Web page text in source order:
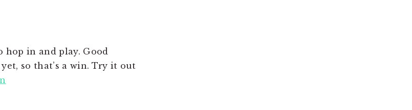
hop in and play. Good
so that’s a win. Try it out